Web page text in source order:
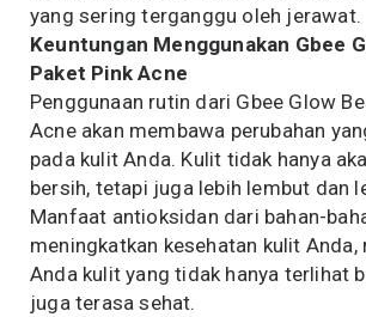
yang sering terganggu oleh jerawat.
Keuntungan Menggunakan Gbee
Paket Pink Acne
Penggunaan rutin dari Gbee Glow
Acne akan membawa perubahan
pada kulit Anda. Kulit tidak hanya
bersih, tetapi juga lebih lembut dan
Manfaat antioksidan dari bahan-
meningkatkan kesehatan kulit Anda,
Anda kulit yang tidak hanya terlihat
juga terasa sehat.